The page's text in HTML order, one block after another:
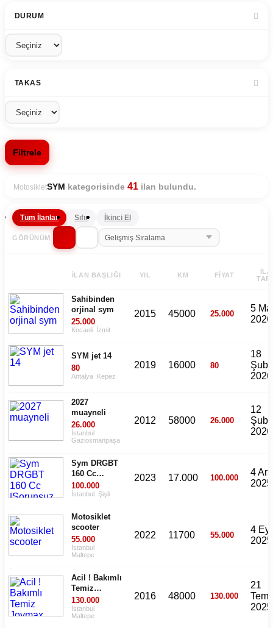
DURUM
TAKAS
Filtrele
MotosikletSYM kategorisinde 41 ilan bulundu.
Tüm İlanlar Sıfır İkinci El
GÖRÜNÜM
İLAN BAŞLIĞI YIL KM FIYAT
Sahibinden
orjinal sym
25.000
Kocaeli İzmit
2015 45000 25.000
5
2026
SYM jet 14
80
Antalya Kepez
2019 16000 80
18
2026
2027
muayneli
26.000
İstanbul
Gaziosmanpaşa
2012 58000 26.000
12
2026
Sym DRGBT
160 Cc
|Sorunsuz
Acil Satılık
100.000
İstanbul Şişli
2023 17.000 100.000
4
2025
Motosiklet
scooter
55.000
İstanbul
Maltepe
2022 11700 55.000
4
2025
Acil ! Bakımlı
Temiz
Joymax 250i
Ihtiyaçtan
Satılık
130.000
İstanbul
Maltepe
2016 48000 130.000
21
2025